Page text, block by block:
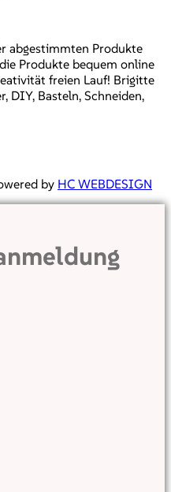
abgestimmten Produkte
Produkte bequem online
freien Lauf! Brigitte
DIY, Basteln, Schneiden,
by HC WEBDESIGN